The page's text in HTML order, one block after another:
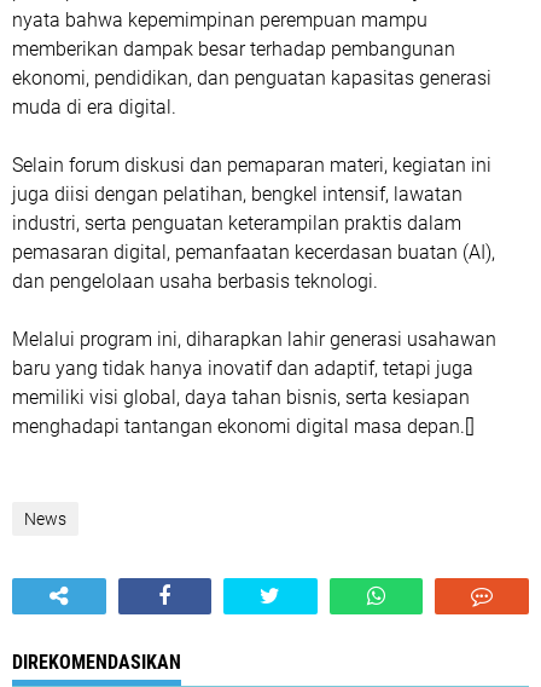
nyata bahwa kepemimpinan perempuan mampu
memberikan dampak besar terhadap pembangunan
ekonomi, pendidikan, dan penguatan kapasitas generasi
muda di era digital.
Selain forum diskusi dan pemaparan materi, kegiatan ini
juga diisi dengan pelatihan, bengkel intensif, lawatan
industri, serta penguatan keterampilan praktis dalam
pemasaran digital, pemanfaatan kecerdasan buatan (AI),
dan pengelolaan usaha berbasis teknologi.
Melalui program ini, diharapkan lahir generasi usahawan
baru yang tidak hanya inovatif dan adaptif, tetapi juga
memiliki visi global, daya tahan bisnis, serta kesiapan
menghadapi tantangan ekonomi digital masa depan.[]
News
DIREKOMENDASIKAN